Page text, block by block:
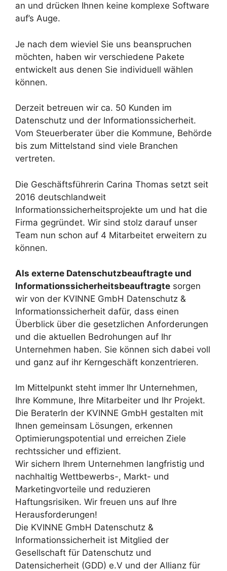
an und drücken Ihnen keine komplexe Software
auf’s Auge.
Je nach dem wieviel Sie uns beanspruchen
möchten, haben wir verschiedene Pakete
entwickelt aus denen Sie individuell wählen
können.
Derzeit betreuen wir ca. 50 Kunden im
Datenschutz und der Informationssicherheit.
Vom Steuerberater über die Kommune, Behörde
bis zum Mittelstand sind viele Branchen
vertreten.
Die Geschäftsführerin Carina Thomas setzt seit
2016 deutschlandweit
Informationssicherheitsprojekte um und hat die
Firma gegründet. Wir sind stolz darauf unser
Team nun schon auf 4 Mitarbeitet erweitern zu
können.
Als externe Datenschutzbeauftragte und
Informationssicherheitsbeauftragte sorgen
wir von der KVINNE GmbH Datenschutz &
Informationssicherheit dafür, dass einen
Überblick über die gesetzlichen Anforderungen
und die aktuellen Bedrohungen auf Ihr
Unternehmen haben. Sie können sich dabei voll
und ganz auf ihr Kerngeschäft konzentrieren.
Im Mittelpunkt steht immer Ihr Unternehmen,
Ihre Kommune, Ihre Mitarbeiter und Ihr Projekt.
Die BeraterIn der KVINNE GmbH gestalten mit
Ihnen gemeinsam Lösungen, erkennen
Optimierungspotential und erreichen Ziele
rechtssicher und effizient.
Wir sichern Ihrem Unternehmen langfristig und
nachhaltig Wettbewerbs-, Markt- und
Marketingvorteile und reduzieren
Haftungsrisiken. Wir freuen uns auf Ihre
Herausforderungen!
Die KVINNE GmbH Datenschutz &
Informationssicherheit ist Mitglied der
Gesellschaft für Datenschutz und
Datensicherheit (GDD) e.V und der Allianz für